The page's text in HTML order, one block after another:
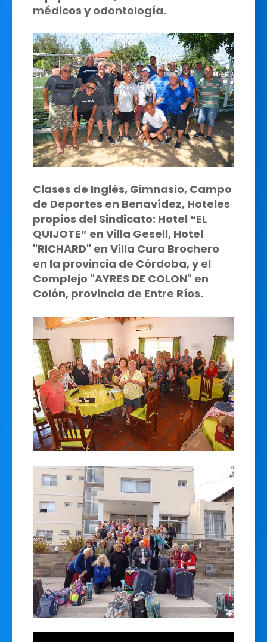
médicos y odontología.
Clases de Inglés, Gimnasio, Campo
de Deportes en Benavídez, Hoteles
propios del Sindicato: Hotel “EL
QUIJOTE” en Villa Gesell, Hotel
"RICHARD" en Villa Cura Brochero
en la provincia de Córdoba, y el
Complejo "AYRES DE COLON" en
Colón, provincia de Entre Ríos.